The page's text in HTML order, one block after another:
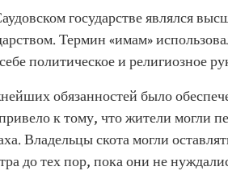
государстве являлся
Термин «имам»
политическое и религиозное
обязанностей было
к тому, что жители могли
Владельцы скота могли
до тех пор, пока они не